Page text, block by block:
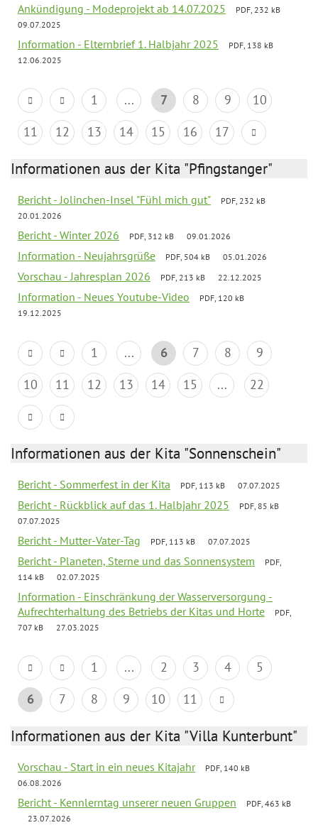
Ankündigung - Modeprojekt ab 14.07.2025
PDF, 232 kB
09.07.2025
Information - Elternbrief 1. Halbjahr 2025
PDF, 138 kB
12.06.2025
1 ... 7 8 9
10
11
12 13 14 15 16 17
Informationen aus der Kita "Pfingstanger"
Bericht - Jolinchen-Insel "Fühl mich gut"
PDF, 232 kB
20.01.2026
Bericht - Winter 2026 PDF, 312 kB 09.01.2026
Information - Neujahrsgrüße PDF, 504 kB 05.01.2026
Vorschau - Jahresplan 2026 PDF, 213 kB 22.12.2025
Information - Neues Youtube-Video
PDF, 120 kB
19.12.2025
1 ... 6 7 8
9
10
11 12 13 14 15 ... 22
Informationen aus der Kita "Sonnenschein"
Bericht - Sommerfest in der Kita PDF, 113 kB 07.07.2025
Bericht - Rückblick auf das 1. Halbjahr 2025
PDF, 85 kB
07.07.2025
Bericht - Mutter-Vater-Tag PDF, 113 kB 07.07.2025
Bericht - Planeten, Sterne und das Sonnensystem
PDF,
114 kB
02.07.2025
Information - Einschränkung der Wasserversorgung -
Aufrechterhaltung des Betriebs der Kitas und Horte
PDF,
707 kB
27.03.2025
1 ... 2 3 4
5
6
7 8 9 10 11
Informationen aus der Kita "Villa Kunterbunt"
Vorschau - Start in ein neues Kitajahr
PDF, 140 kB
06.08.2026
Bericht - Kennlerntag unserer neuen Gruppen
PDF, 463 kB
23.07.2026